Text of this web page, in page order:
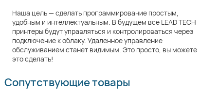
Наша цель — сделать программирование простым,
удобным и интеллектуальным. В будущем все LEAD TECH
принтеры будут управляться и контролироваться через
подключение к облаку. Удаленное управление
обслуживанием станет видимым. Это просто, вы можете
это сделать!
Сопутствующие товары